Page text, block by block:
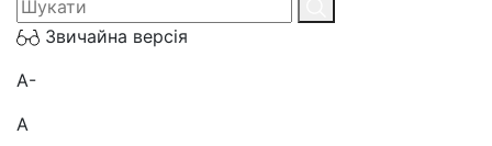
Звичайна версія
A-
A